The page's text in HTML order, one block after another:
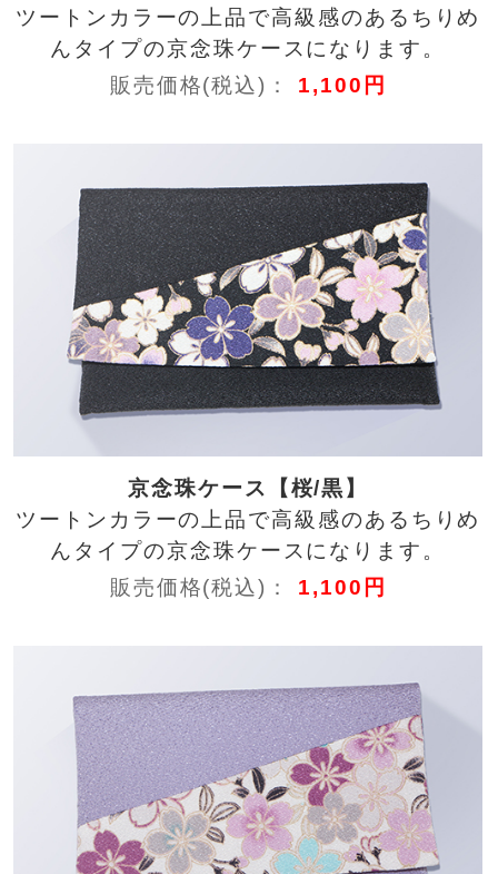
ツートンカラーの上品で高級感のあるちりめ
んタイプの京念珠ケースになります。
販売価格(税込)： 1,100円
京念珠ケース【桜/黒】
ツートンカラーの上品で高級感のあるちりめ
んタイプの京念珠ケースになります。
販売価格(税込)： 1,100円